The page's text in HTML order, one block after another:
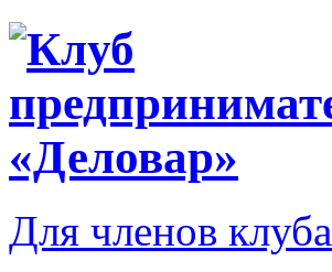
Для членов клуба